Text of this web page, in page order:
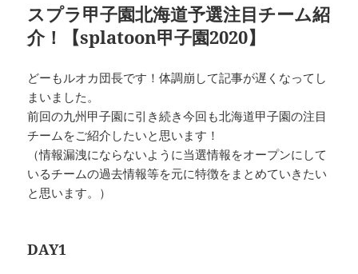
スプラ甲子園北海道予選注目チーム紹
介！【splatoon甲子園2020】
どーもルオカ団長です！体調崩して記事が遅くなってし
まいました。
前回の九州甲子園に引き続き今回も北海道甲子園の注目
チームをご紹介したいと思います！
（情報漏洩にならないように当選情報をオープンにして
いるチームの過去情報等を元に特徴をまとめていきたい
と思います。）
DAY1